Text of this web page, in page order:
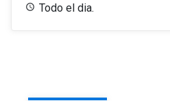
Todo el dia.